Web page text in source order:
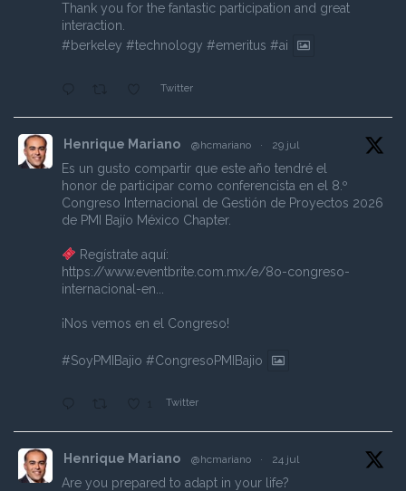
Thank you for the fantastic participation and great
interaction.
#berkeley #technology #emeritus #ai
Twitter
Henrique Mariano @hcmariano · 29 jul
Es un gusto compartir que este año tendré el
honor de participar como conferencista en el 8.º
Congreso Internacional de Gestión de Proyectos 2026
de PMI Bajío México Chapter.
Regístrate aquí:
https://www.eventbrite.com.mx/e/8o-congreso-
internacional-en...
¡Nos vemos en el Congreso!
#SoyPMIBajio #CongresoPMIBajio
Twitter
Henrique Mariano @hcmariano · 24 jul
Are you prepared to adapt in your life?